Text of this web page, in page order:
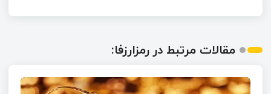
مقالات مرتبط در رمزارزفا: